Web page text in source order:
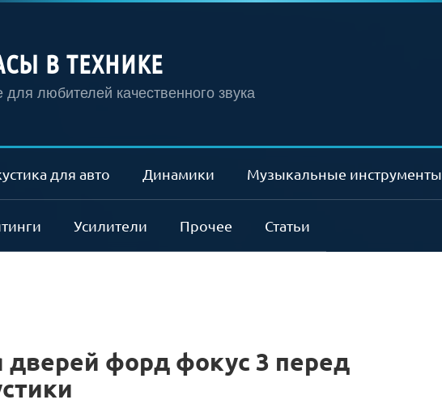
В ТЕХНИКЕ
для любителей качественного звука
для авто Динамики Музыкальные инструменты
Усилители Прочее Статьи
форд фокус 3 перед